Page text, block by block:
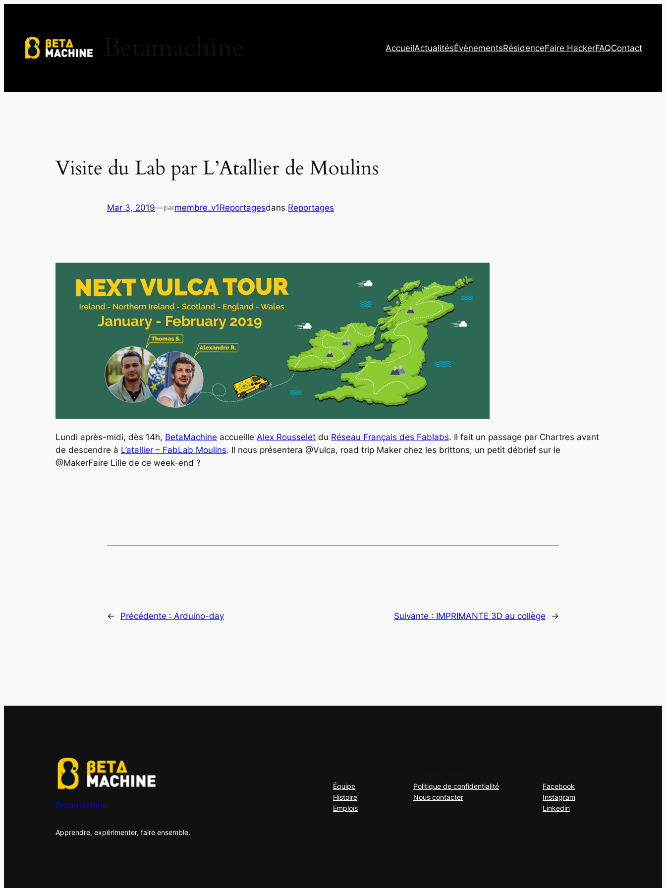
contenu
AccueilActualitésÉvènementsRésidenceFaire HackerFAQContact
Visite du Lab par L’Atallier de Moulins
Mar 3, 2019—parmembre_v1Reportagesdans Reportages
Lundi après-midi, dès 14h, BetaMachine accueille Alex Rousselet du Réseau Français des Fablabs. Il fait un passage par Chartres avant
de descendre à L’atallier – FabLab Moulins. Il nous présentera @Vulca, road trip Maker chez les brittons, un petit débrief sur le
@MakerFaire Lille de ce week-end ?
← Précédente : Arduino-day Suivante : IMPRIMANTE 3D au collège →
Betamachine
Apprendre, expérimenter, faire ensemble.
Équipe
Histoire
Emplois
Politique de confidentialité
Nous contacter
Facebook
Instagram
Linkedin